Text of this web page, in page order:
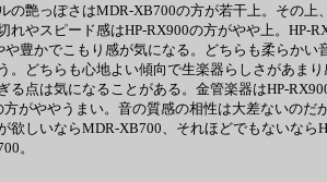
の艶っぽさはMDR-XB700の方が若干上。その
れやスピード感はHP-RX900の方がやや上。
豊かでこもり感が気になる。どちらも柔らか
。どちらも心地よい傾向で生楽器らしさがあま
る点は気になることがある。金管楽器はHP-
方がややうまい。音の質感の相性は大差ないの
欲しいならMDR-XB700、それほどでもないな
。